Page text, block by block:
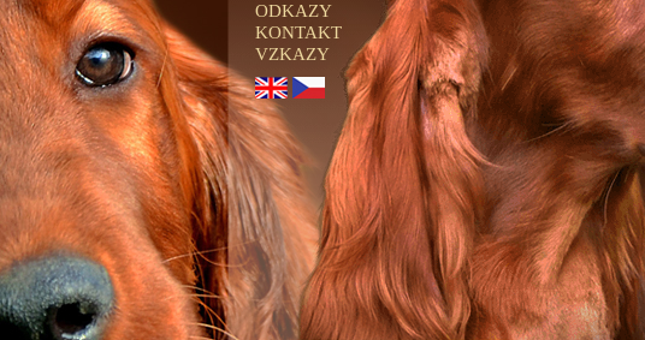
ODKAZY
KONTAKT
VZKAZY